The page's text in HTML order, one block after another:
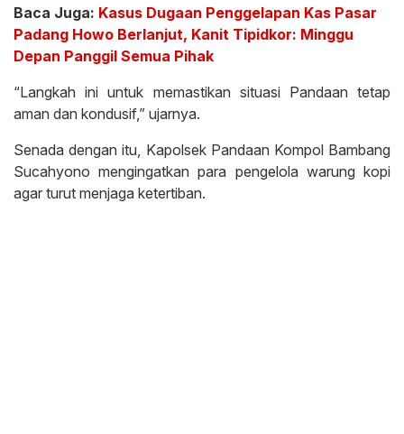
Baca Juga: Kasus Dugaan Penggelapan Kas Pasar
Padang Howo Berlanjut, Kanit Tipidkor: Minggu
Depan Panggil Semua Pihak
“Langkah ini untuk memastikan situasi Pandaan tetap
aman dan kondusif,” ujarnya.
Senada dengan itu, Kapolsek Pandaan Kompol Bambang
Sucahyono mengingatkan para pengelola warung kopi
agar turut menjaga ketertiban.